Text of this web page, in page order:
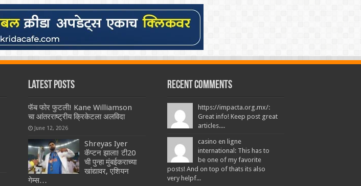
Latest Posts
फॅब फोर फुटली! Kane Williamson
चा आंतरराष्ट्रीय क्रिकेटला अलविदा
June 12, 2026
Shreyas Iyer
कॅप्टन झाला! टी20
ची पुन्हा मुंबईकराच्या
खांद्यावर, एशियन
गेम्स…
Recent Comments
https://impacta.org.mx/:
Great info! Keep post great
articles....
casino en ligne
international: This has to
be one of my favorite
posts! And on top of thats its also
very helpf...